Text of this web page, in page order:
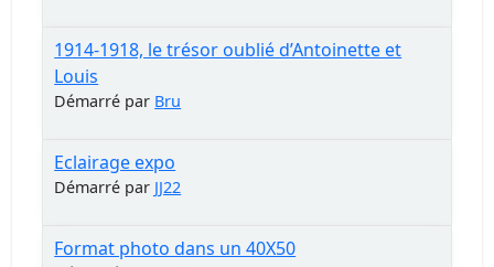
1914-1918, le trésor oublié d’Antoinette et
Louis
Démarré par Bru
Eclairage expo
Démarré par JJ22
Format photo dans un 40X50